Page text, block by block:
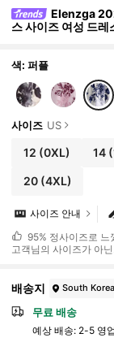
Elenzga
스 사이즈 여성 드레
색: 퍼플
사이즈 US
12 (0XL) 14
20(4XL)
사이즈 안내
95% 정사이즈로 느
고객님의 사이즈가 아
배송지 South Korea
무료 배송
예상 배송: 2-5 영